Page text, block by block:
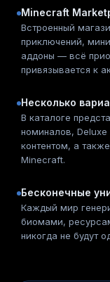
Minecraft
Встроенный
приключений,
аддоны — всё
привязывается к
Несколько
В каталоге
номиналов,
контентом, а
Minecraft.
Бесконечные
Каждый мир
биомами,
никогда не будут